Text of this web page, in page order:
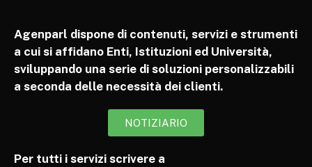
Agenparl dispone di contenuti, servizi e strumenti
a cui si affidano Enti, Istituzioni ed Università,
sviluppando una serie di soluzioni personalizzabili
a seconda delle necessità dei clienti.
NOTIZIARIO
Per tutti i servizi scrivere a